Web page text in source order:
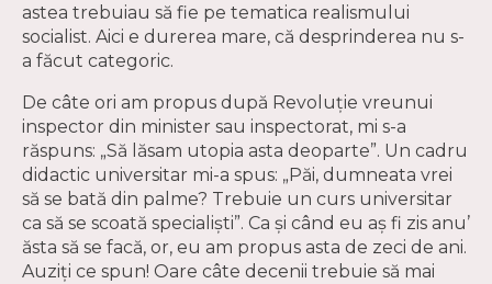
astea trebuiau să fie pe tematica realismului
socialist. Aici e durerea mare, că desprinderea nu s-
a făcut categoric.
De câte ori am propus după Revoluţie vreunui
inspector din minister sau inspectorat, mi s-a
răspuns: „Să lăsam utopia asta deoparte”. Un cadru
didactic universitar mi-a spus: „Păi, dumneata vrei
să se bată din palme? Trebuie un curs universitar
ca să se scoată specialişti”. Ca şi când eu aş fi zis anu’
ăsta să se facă, or, eu am propus asta de zeci de ani.
Auziţi ce spun! Oare câte decenii trebuie să mai